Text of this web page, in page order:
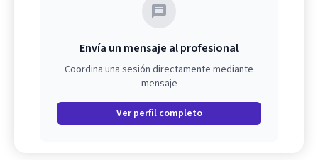
Envía un mensaje al profesional
Coordina una sesión directamente mediante
mensaje
Ver perfil completo